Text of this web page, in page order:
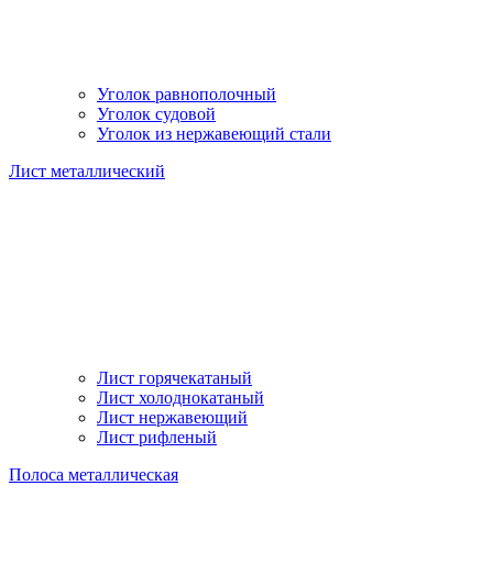
Уголок равнополочный
Уголок судовой
Уголок из нержавеющий стали
Лист металлический
Лист горячекатаный
Лист холоднокатаный
Лист нержавеющий
Лист рифленый
Полоса металлическая